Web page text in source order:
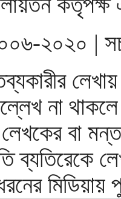
২০২০ |
না
লেখকের বা
ব্যতিরেকে
মিডিয়ায়